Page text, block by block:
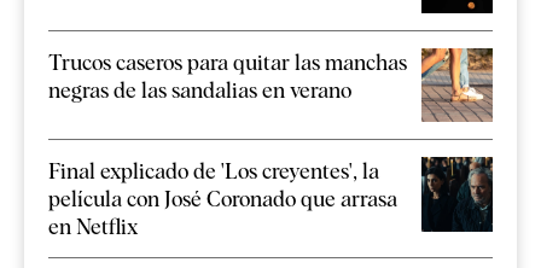
Trucos caseros para quitar las manchas
negras de las sandalias en verano
Final explicado de 'Los creyentes', la
película con José Coronado que arrasa
en Netflix